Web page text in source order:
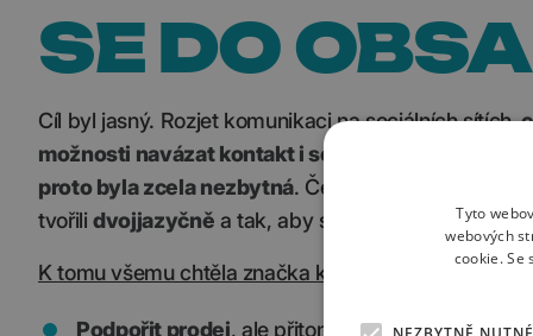
SE DO
Cíl byl jasný. Rozjet komunikaci na sociálních sítích,
možnosti navázat kontakt i se zahraničními
proto byla zcela nezbytná. Češtinu jsme však v
tvořilidvojjazyčně a tak, aby se toho co nejméně
K tomu všemu chtěla značka komunikovat 3
Podpořit prodej, ale přitom lidem nic netlačit.
Tyto
webových
cookie. Se